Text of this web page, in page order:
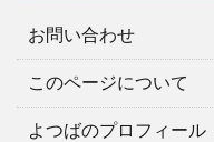
お問い合わせ
このページについて
よつばのプロフィール